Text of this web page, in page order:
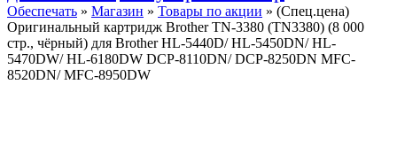
Обеспечать » Магазин » Товары по акции » (Спец.цена)
Оригинальный картридж Brother TN-3380 (TN3380) (8 000
стр., чёрный) для Brother HL-5440D/ HL-5450DN/ HL-
5470DW/ HL-6180DW DCP-8110DN/ DCP-8250DN MFC-
8520DN/ MFC-8950DW